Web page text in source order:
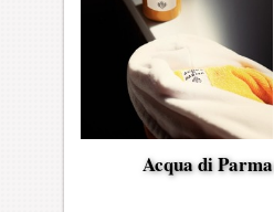
Acqua di Parma